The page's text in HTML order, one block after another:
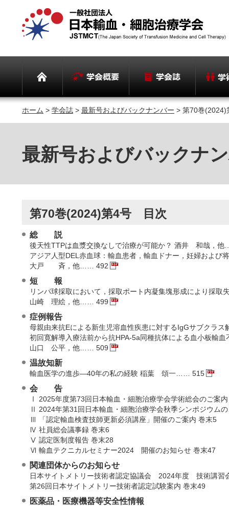
ホーム > 学会誌 > 最新号およびバックナンバー > 第70巻
最新号およびバックナ
第70巻(2024)第4号 目次
総 説
後天性TTPは血漿交換なしで治療が可能か？ 酒井 和哉，
アジア人型DEL赤血球：輸血患者，輸血ドナー，妊婦および
大戸 斉，他…… 492
短 報
リンパ球採取において，採取ポート内凝集塊形成により採取
山崎 理絵，他…… 499
症例報告
母親由来抗Eによる新生児溶血性疾患に対するIgGサブク
初回寛解導入療法前から抗HPA-5a同種抗体による血小板輸
山口 公平，他…… 509
温故知新
輸血医学の進歩―40年の私の経験 稲葉 頌一…… 515
会 告
Ⅰ 2025年度第73回日本輸血・細胞治療学会学術総会のご案
Ⅱ 2024年第31回日本輸血・細胞治療学会秋季シンポジウム
Ⅲ 「認定輸血検査技師更新必須講座」開催のご案内 巻末5
Ⅳ 社員総会議事録 巻末6
Ⅴ 認定医制度報告 巻末28
Ⅵ 輸血テクニカルセミナー2024 開催のお知らせ 巻末47
関連団体からのお知らせ
日本サイトメトリー技術者認定協議会 2024年度 技術講習
第26回日本サイトメトリー技術者認定試験案内 巻末49
医薬品・医療機器等安全性情報